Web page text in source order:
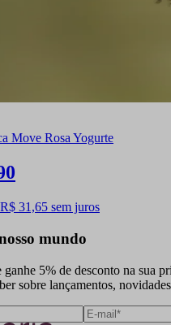
Move Rosa Yogurte
31,65 sem juros
mundo
ganhe 5% de desconto na sua
sobre lançamentos,